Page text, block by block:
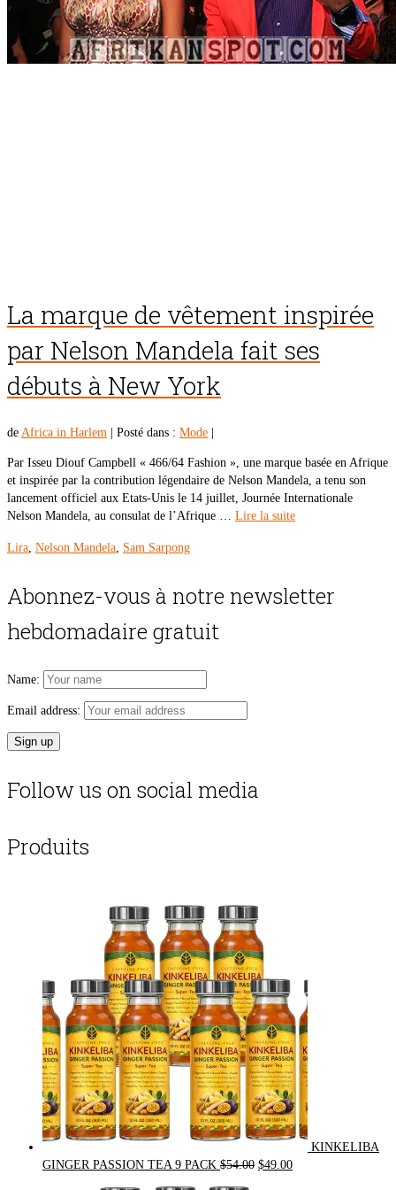
La marque de vêtement inspirée
par Nelson Mandela fait ses
débuts à New York
de Africa in Harlem Posté dans : Mode
Par Isseu Diouf Campbell « 466/64 Fashion », une marque basée en Afrique
et inspirée par la contribution légendaire de Nelson Mandela, a tenu son
lancement officiel aux Etats-Unis le 14 juillet, Journée Internationale
Nelson Mandela, au consulat de l’Afrique … Lire la suite
Lira Nelson Mandela Sam Sarpong
Abonnez-vous à notre newsletter
hebdomadaire gratuit
Name:
Email address:
Follow us on social media
Produits
KINKELIBA
GINGER PASSION TEA 9 PACK $54.00 Original
$49.00Current